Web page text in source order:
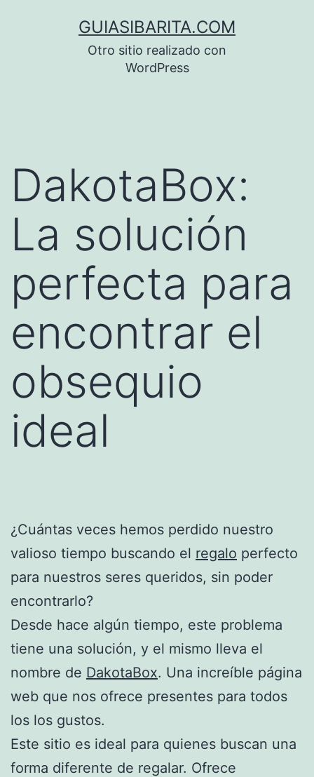
GUIASIBARITA.COM
Otro sitio realizado con
WordPress
DakotaBox:
La solución
perfecta para
encontrar el
obsequio
ideal
¿Cuántas veces hemos perdido nuestro
valioso tiempo buscando el regalo perfecto
para nuestros seres queridos, sin poder
encontrarlo?
Desde hace algún tiempo, este problema
tiene una solución, y el mismo lleva el
nombre de DakotaBox. Una increíble página
web que nos ofrece presentes para todos
los los gustos.
Este sitio es ideal para quienes buscan una
forma diferente de regalar. Ofrece